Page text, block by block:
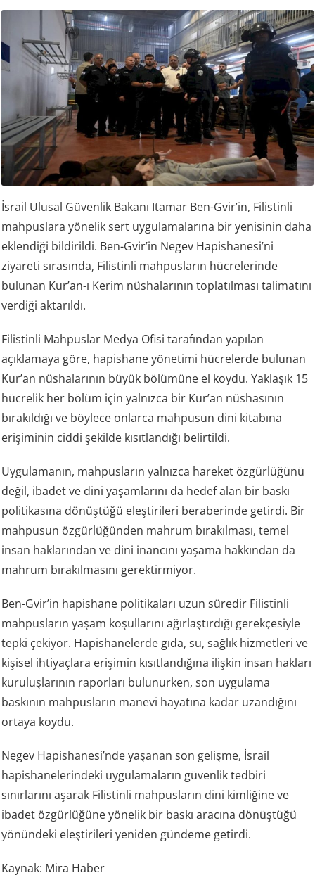
İsrail Ulusal Güvenlik Bakanı Itamar Ben-Gvir’in, Filistinli
mahpuslara yönelik sert uygulamalarına bir yenisinin daha
eklendiği bildirildi. Ben-Gvir’in Negev Hapishanesi’ni
ziyareti sırasında, Filistinli mahpusların hücrelerinde
bulunan Kur’an-ı Kerim nüshalarının toplatılması talimatını
verdiği aktarıldı.
Filistinli Mahpuslar Medya Ofisi tarafından yapılan
açıklamaya göre, hapishane yönetimi hücrelerde bulunan
Kur’an nüshalarının büyük bölümüne el koydu. Yaklaşık 15
hücrelik her bölüm için yalnızca bir Kur’an nüshasının
bırakıldığı ve böylece onlarca mahpusun dini kitabına
erişiminin ciddi şekilde kısıtlandığı belirtildi.
Uygulamanın, mahpusların yalnızca hareket özgürlüğünü
değil, ibadet ve dini yaşamlarını da hedef alan bir baskı
politikasına dönüştüğü eleştirileri beraberinde getirdi. Bir
mahpusun özgürlüğünden mahrum bırakılması, temel
insan haklarından ve dini inancını yaşama hakkından da
mahrum bırakılmasını gerektirmiyor.
Ben-Gvir’in hapishane politikaları uzun süredir Filistinli
mahpusların yaşam koşullarını ağırlaştırdığı gerekçesiyle
tepki çekiyor. Hapishanelerde gıda, su, sağlık hizmetleri ve
kişisel ihtiyaçlara erişimin kısıtlandığına ilişkin insan hakları
kuruluşlarının raporları bulunurken, son uygulama
baskının mahpusların manevi hayatına kadar uzandığını
ortaya koydu.
Negev Hapishanesi’nde yaşanan son gelişme, İsrail
hapishanelerindeki uygulamaların güvenlik tedbiri
sınırlarını aşarak Filistinli mahpusların dini kimliğine ve
ibadet özgürlüğüne yönelik bir baskı aracına dönüştüğü
yönündeki eleştirileri yeniden gündeme getirdi.
Kaynak: Mira Haber